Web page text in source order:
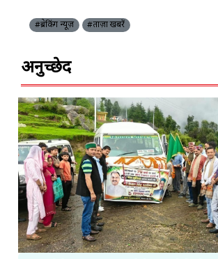
#ब्रेकिंग न्यूज़ #ताज़ा खबरें
अनुच्छेद